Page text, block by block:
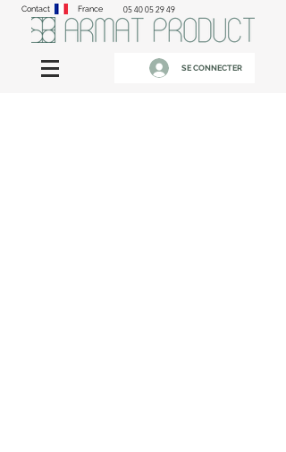
Contact France 05 40 05 29 49
SE CONNECTER